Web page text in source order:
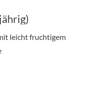
leicht fruchtigem